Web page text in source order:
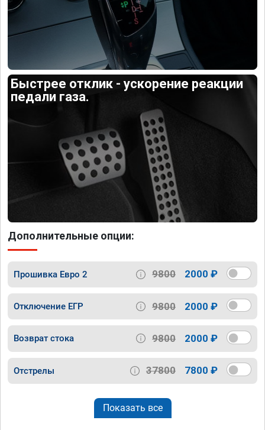
Быстрее отклик - ускорение реакции
педали газа.
Дополнительные опции:
Прошивка Евро 2 9800 2000 ₽
Отключение ЕГР 9800 2000 ₽
Возврат стока 9800 2000 ₽
Отстрелы 37800 7800 ₽
Показать все